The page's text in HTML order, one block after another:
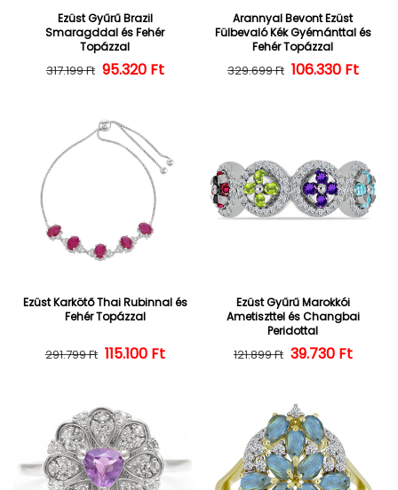
Ezüst Gyűrű Brazil
Smaragddal és Fehér
Topázzal
Normál ár
317.199 Ft Kedvezményes ár
95.320 Ft
Arannyal Bevont Ezüst
Fülbevaló Kék Gyémánttal és
Fehér Topázzal
Normál ár
329.699 Ft 106.330 Ft
Ezüst Karkötő Thai Rubinnal és
Fehér Topázzal
Normál ár
291.799 Ft Kedvezményes ár
115.100 Ft
Ezüst Gyűrű Marokkói
Ametiszttel és Changbai
Peridottal
Normál ár
121.899 Ft 39.730 Ft